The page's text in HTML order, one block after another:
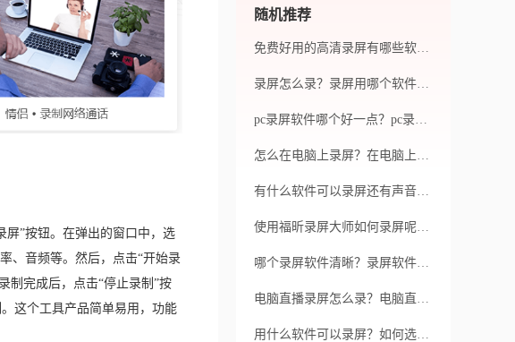
屏”按钮。在弹出的窗口中，选
、音频等。然后，点击“开始录
制完成后，点击“停止录制”按
这个工具产品简单易用，功能
随机推荐
免费好用的高清录屏有哪些软件？如何选择一款适合自己的？
录屏怎么录？录屏用哪个软件好？
pc录屏软件哪个好一点？pc录屏软件有哪些优势？
怎么在电脑上录屏？在电脑上录屏选用什么录屏软件好？
有什么软件可以录屏还有声音？哪一款录屏软件最好用呢？
使用福昕录屏大师如何录屏呢？使用它都都有哪些操作技巧？
哪个录屏软件清晰？录屏软件哪个好用视频又清晰?
电脑直播录屏怎么录？电脑直播录屏用哪个软件好？
用什么软件可以录屏？如何选择一款适合自己的录屏软件？